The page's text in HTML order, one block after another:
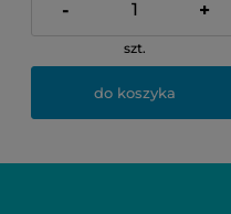
- +
szt.
do koszyka